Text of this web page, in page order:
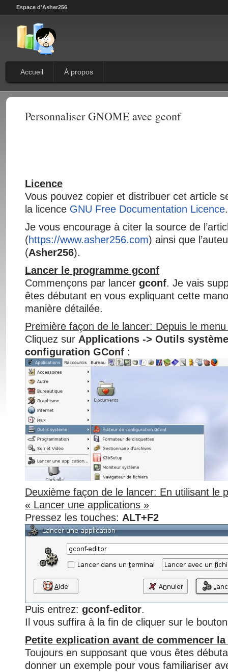
Espace d'Asher256
Accueil À propos
Personnaliser GNOME avec gconf
Licence
Vous pouvez copier et distribuer cet article
la licence GNU Free Documentation Licence.
Je vous encourage à citer la source de
(https://www.asher256.com) ainsi que
(Asher256).
Lancer le programme gconf
Commençons par lancer gconf. Je vais
êtes débutant en vous expliquant cette
manière détailée.
Première façon de le lancer: Depuis le
Cliquez sur Applications -> Outils
configuration GConf :
Deuxième façon de le lancer: En utilisant le
« Lancer une applications »
Pressez les touches: ALT+F2
Puis entrez: gconf-editor.
Il vous suffira à la fin de cliquer sur le
Petite explication avant de commencer
Toujours en supposant que vous êtes
donner un exemple pour vous familiariser